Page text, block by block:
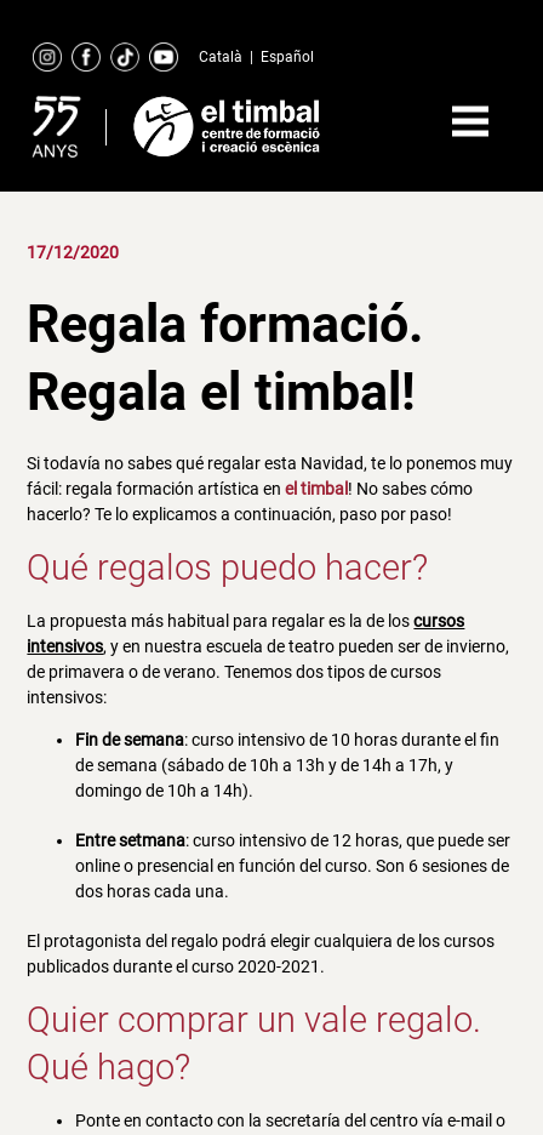
content
Català Español
17/12/2020
Regala formació.
Regala el timbal!
Si todavía no sabes qué regalar esta Navidad, te lo ponemos muy
fácil: regala formación artística enel timbal ! No sabes cómo
hacerlo? Te lo explicamos a continuación, paso por paso!
Qué regalos puedo hacer?
La propuesta más habitual para regalar es la de loscursos
intensivos, y en nuestra escuela de teatro pueden ser de invierno,
de primavera o de verano. Tenemos dos tipos de cursos
intensivos:
Fin de semana: curso intensivo de 10 horas durante el fin
de semana (sábado de 10h a 13h y de 14h a 17h, y
domingo de 10h a 14h).
Entre setmana: curso intensivo de 12 horas, que puede ser
online o presencial en función del curso. Son 6 sesiones de
dos horas cada una.
El protagonista del regalo podrá elegir cualquiera de los cursos
publicados durante el curso 2020-2021.
Quier comprar un vale regalo.
Qué hago?
Ponte en contacto con la secretaría del centro vía e-mail o